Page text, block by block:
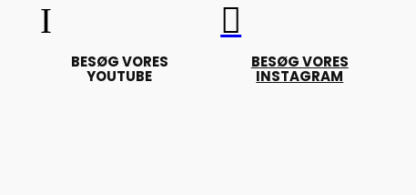
I
BESØG VORES
YOUTUBE

BESØG VORES
INSTAGRAM